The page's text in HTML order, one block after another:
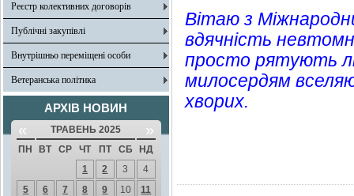
Реєстр колективних договорів
Публічні закупівлі
Внутрішньо переміщені особи
Ветеранська політика
АРХІВ НОВИН
« ТРАВЕНЬ 2025 »
ПН ВТ СР ЧТ ПТ СБ
НД
1
2 3
4
5
6 7 8 9 10
11
Вітаю з
вдячність
просто рятують
милосердям
хворих.